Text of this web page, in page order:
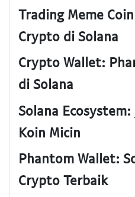
Trading Meme
Crypto di Solana
Crypto Wallet:
di Solana
Solana
Koin Micin
Phantom Wallet:
Crypto Terbaik